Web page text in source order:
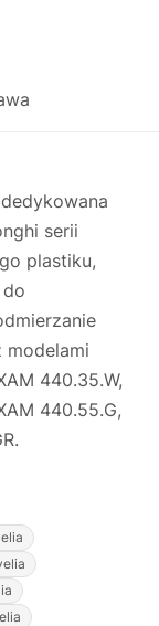
serii
plastiku,
modelami
440.35.W,
440.55.G,